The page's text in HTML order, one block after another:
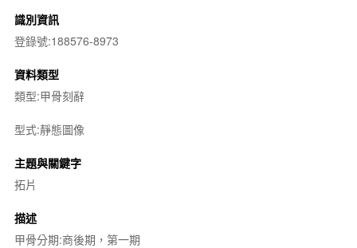
識別資訊
登錄號:188576-8973
資料類型
類型:甲骨刻辭
型式:靜態圖像
主題與關鍵字
拓片
描述
甲骨分期:商後期，第一期